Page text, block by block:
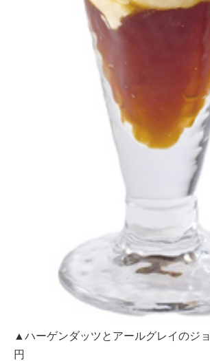
▲ハーゲンダッツとアールグレイのジ
円